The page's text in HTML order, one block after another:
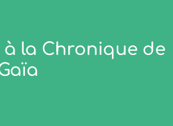
la Chronique de